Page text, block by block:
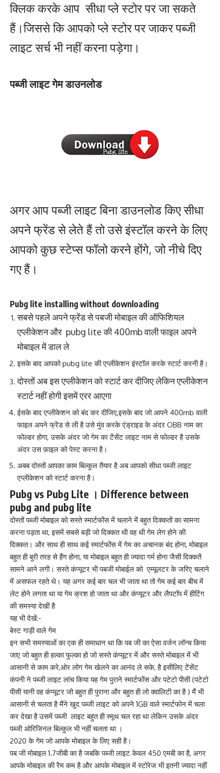
क्लिक करके आप सीधा प्ले स्टोर पर जा सकते
हैं।जिससे कि आपको प्ले स्टोर पर जाकर पब्जी
लाइट सर्च भी नहीं करना पड़ेगा।
पब्जी लाइट गेम डाउनलोड
अगर आप पब्जी लाइट बिना डाउनलोड किए सीधा
अपने फ्रेंड से लेते हैं तो उसे इंस्टॉल करने के लिए
आपको कुछ स्टेप्स फॉलो करने होंगे, जो नीचे दिए
गए हैं।
Pubg lite installing without downloading
सबसे पहले अपने फ्रेंड से पबजी मोबाइल की ऑफिशियल
एप्लीकेशन और pubg lite की 400mb वाली फाइल अपने
मोबाइल में डाल ले
इसके बाद आपको pubg lite की एप्लीकेशन इंस्टॉल करके स्टार्ट करनी है।
दोस्तों अब इस एप्लीकेशन को स्टार्ट कर दीजिए लेकिन एप्लीकेशन
स्टार्ट नहीं होगी इसमें एरर आएगा
ईसके बाद एप्लीकेशन को बंद कर दीजिए,इसके बाद जो आपने 400mb वाली
फाइल अपने फ्रेंड से ली है उसे मुंव करके एंड्राइड के अंदर OBB नाम का
फोल्डर होगा, उसके अंदर जो गेम का टेंसेंट लाइट नाम से फोल्डर है उसके
अंदर उस फ़ाइल को पेस्ट करना है।
अबब दोस्तों आपका काम बिल्कुल तैयार है अब आपको सीधा पब्जी लाइट
एप्लीकेशन को स्टार्ट करना है।
Pubg vs Pubg Lite । Difference between
pubg and pubg lite
दोस्तों पब्जी मोबाइल को सस्ते स्मार्टफोंस में चलाने में बहुत दिक्कतों का सामना
करना पड़ता था, इसमें सबसे बड़ी जो दिक्कत थी वह थी गेम लेग होने की
दिक्कत। और साथ ही साथ कई स्मार्टफोंस में गेम का अचानक बंद होना, मोबाइल
बहुत ही बुरी तरह से हैंग होना, या मोबाइल बहुत ही ज्यादा गर्म होना जैसी दिक्कतें
सामने आने लगी। सस्ते कंप्यूटर भी पबजी मोबाईल को एम्यूलटर के जरिए चलाने
में असफल रहते थे। यह अगर कई बार चल भी जाता था तो गेम कई बार बीच में
लेट होने लगता था या गेम क्रश हो जाता था और कंप्यूटर और लैपटॉप में हीटिंग
की समस्या देखी है
यह भी देखें:-
बेस्ट गाड़ी वाले गेम
इन सभी समस्याओं का एक ही समाधान था कि पब जी का ऐसा वर्जन लॉन्च किया
जाए जो बहुत ही हल्का फुल्का हो जो सस्ते कंप्यूटर में और सस्ते मोबाइल में भी
आसानी से काम करे,ओर लोग गेम खेलने का आनंद ले सके, है इसीलिए टेंसेंट
कंपनी ने पब्जी लाइट लांच किया यह गेम पुराने स्मार्टफोंस और पटेटो पीसी (पटेटो
पीसी यानी वह कंप्यूटर जो बहुत ही पुराना और बहुत ही लो क्वालिटी का है ) मैं भी
आसानी से चलता है मैंने खुद पब्जी लाइट को अपने 1GB वाले स्मार्टफोन में चला
कर देखा है उसमें पब्जी लाइट बहुत ही स्मूथ चल रहा था लेकिन उसके अंदर
पब्जी ओरिजिनल बिल्कुल भी नहीं चलता था ।
2020 के गेम जो आपके मोबाइल के लिए सही है।
पब जी मोबाइल 1.7जीबी का है जबकि पब्जी लाइट केवल 450 एमबी का है, अगर
आपके मोबाइल की रैम कम है और आपके मोबाइल में स्टोरेज भी इतनी ज्यादा नहीं